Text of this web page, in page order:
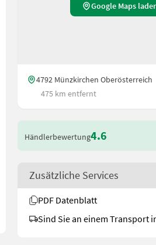
Das große 102-cm-
Google Maps
4792 Münzkirchen Oberösterreich
475 km entfernt
Händlerbewertung4.6
Zusätzliche Services
PDF Datenblatt
Sind Sie an einem Transport